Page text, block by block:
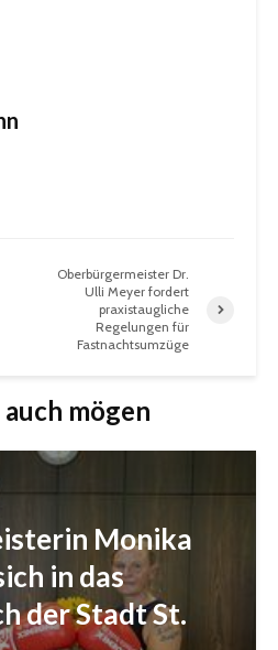
Oberbürgermeister Dr.
Ulli Meyer fordert
praxistaugliche
Regelungen für
Fastnachtsumzüge
mögen
Monika
in das
der Stadt St.